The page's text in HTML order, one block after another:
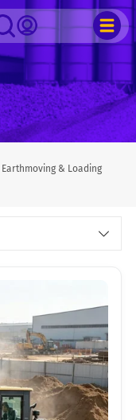
Earthmoving & Loading